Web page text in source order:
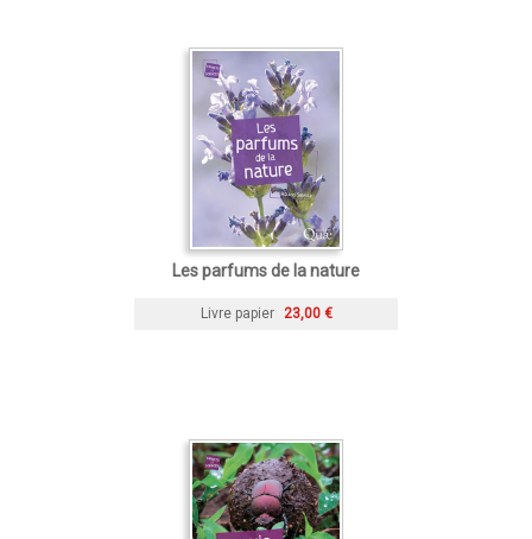
Les parfums de la nature
Livre papier 23,00 €